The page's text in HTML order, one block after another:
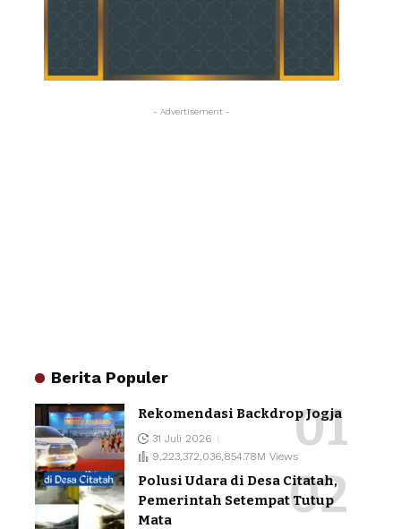
- Advertisement -
Berita Populer
Rekomendasi Backdrop Jogja
31 Juli 2026
9,223,372,036,854.78M Views
Polusi Udara di Desa Citatah,
Pemerintah Setempat Tutup
Mata